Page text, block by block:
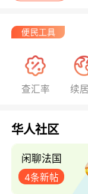
查汇率 续
华人社区
闲聊法国
4条新帖